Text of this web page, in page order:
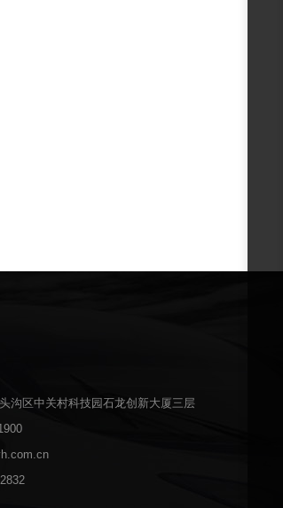
沟区中关村科技园石龙创新大厦三层